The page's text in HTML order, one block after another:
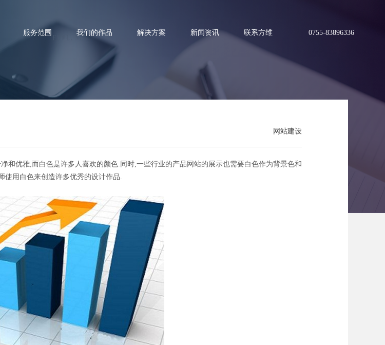
服务范围 我们的作品 解决方案 新闻资讯 联系方维 0755-83896336
色在网页设计中的重要性 网站建设
优雅,而白色是许多人喜欢的颜色.同时,一些行业的产品网站的展示也需要白色作为背景色和
使用白色来创造许多优秀的设计作品.